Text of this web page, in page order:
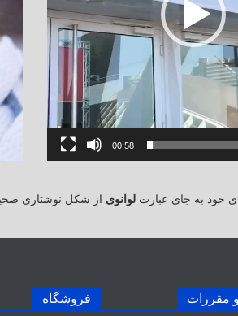
00:58
خود به جای عبارت لوانوی از شکل نوشتاری
و مقررات فروشگاه